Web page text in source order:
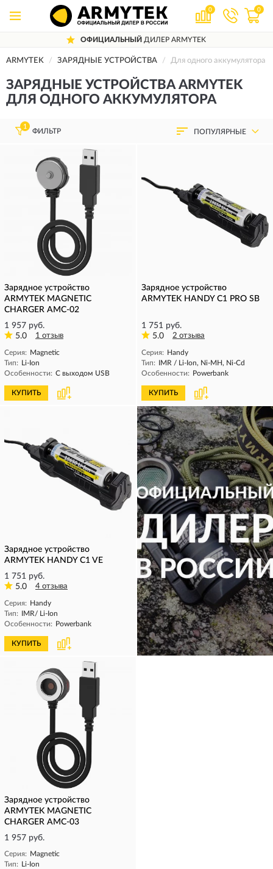
0 0
ОФИЦИАЛЬНЫЙДИЛЕР ARMYTEK
ARMYTEK ЗАРЯДНЫЕ УСТРОЙСТВА Для одного аккумулятора
ЗАРЯДНЫЕ УСТРОЙСТВА ARMYTEK
ДЛЯ ОДНОГО АККУМУЛЯТОРА
1
ФИЛЬТР ПОПУЛЯРНЫЕ
Зарядное устройство
ARMYTEK MAGNETIC
CHARGER AMC-02
1 957 руб.
5.0
1 отзыв
Серия: Magnetic
Тип: Li-Ion
Особенности: С выходом USB
КУПИТЬ
Зарядное устройство
ARMYTEK HANDY C1 PRO SB
1 751 руб.
5.0
2 отзыва
Серия: Handy
Тип: IMR / Li-Ion, Ni-MH, Ni-Cd
Особенности: Powerbank
КУПИТЬ
Зарядное устройство
ARMYTEK HANDY C1 VE
1 751 руб.
5.0
4 отзыва
Серия: Handy
Тип: IMR/ Li-Ion
Особенности: Powerbank
КУПИТЬ КУПИТЬ
Зарядное устройство
ARMYTEK MAGNETIC
CHARGER AMC-03
1 957 руб.
Серия: Magnetic
Тип: Li-Ion